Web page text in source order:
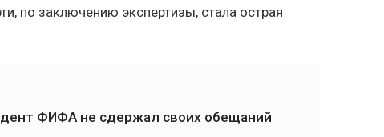
по заключению экспертизы, стала острая
ФИФА не сдержал своих обещаний